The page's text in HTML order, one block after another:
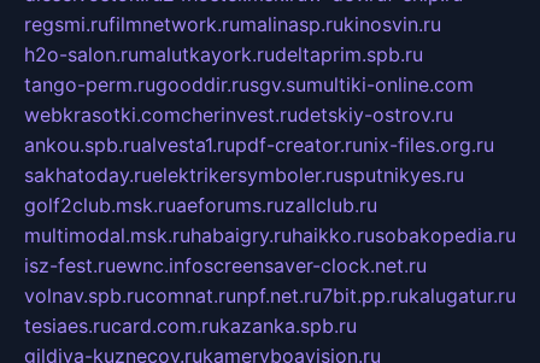
regsmi.rufilmnetwork.rumalinasp.rukinosvin.ru
h2o-salon.rumalutkayork.rudeltaprim.spb.ru
tango-perm.rugooddir.rusgv.sumultiki-online.com
webkrasotki.comcherinvest.rudetskiy-ostrov.ru
ankou.spb.rualvesta1.rupdf-creator.runix-files.org.ru
sakhatoday.ruelektrikersymboler.rusputnikyes.ru
golf2club.msk.ruaeforums.ruzallclub.ru
multimodal.msk.ruhabaigry.ruhaikko.rusobakopedia.ru
isz-fest.ruewnc.infoscreensaver-clock.net.ru
volnav.spb.rucomnat.runpf.net.ru7bit.pp.rukalugatur.ru
tesiaes.rucard.com.rukazanka.spb.ru
gildiya-kuznecov.rukameryboavision.ru